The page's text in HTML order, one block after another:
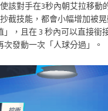
該對手在3秒內朝艾拉移
截技能，都會小幅增加被
」，且在 3 秒內可以直接
發動一次「人球分過」。